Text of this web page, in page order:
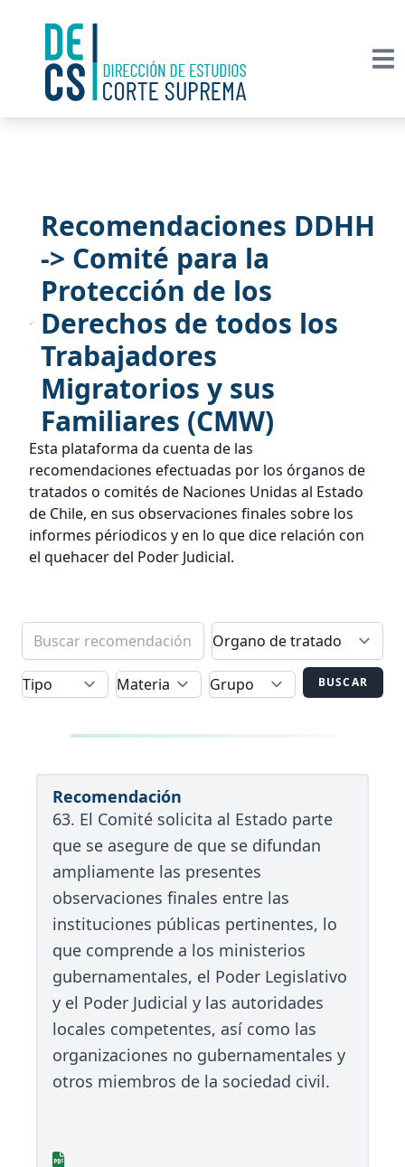
Recomendaciones DDHH
-> Comité para la
Protección de los
Derechos de todos los
Trabajadores
Migratorios y sus
Familiares (CMW)
Esta plataforma da cuenta de las
recomendaciones efectuadas por los órganos de
tratados o comités de Naciones Unidas al Estado
de Chile, en sus observaciones finales sobre los
informes périodicos y en lo que dice relación con
el quehacer del Poder Judicial.
BUSCAR
Recomendación
63. El Comité solicita al Estado parte
que se asegure de que se difundan
ampliamente las presentes
observaciones finales entre las
instituciones públicas pertinentes, lo
que comprende a los ministerios
gubernamentales, el Poder Legislativo
y el Poder Judicial y las autoridades
locales competentes, así como las
organizaciones no gubernamentales y
otros miembros de la sociedad civil.